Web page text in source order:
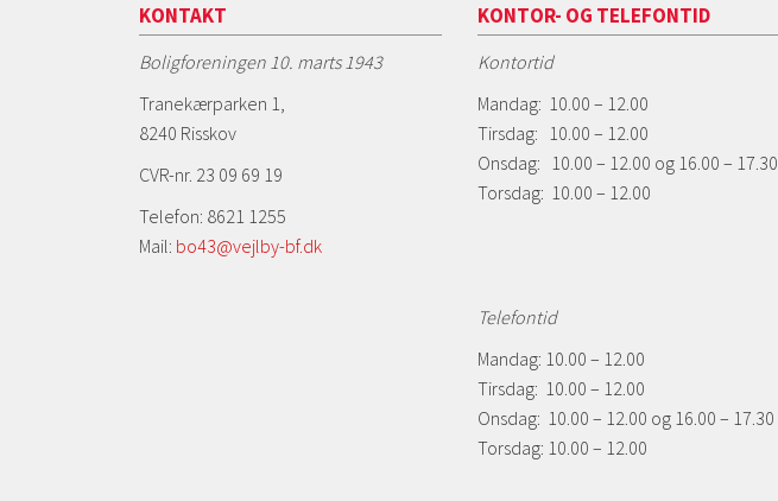
KONTAKT
Boligforeningen 10. marts 1943
Tranekærparken 1,
8240 Risskov
CVR-nr. 23 09 69 19
Telefon: 8621 1255
Mail: bo43@vejlby-bf.dk
KONTOR- OG TELEFONTID
Kontortid
Mandag: 10.00 – 12.00
Tirsdag: 10.00 – 12.00
Onsdag: 10.00 – 12.00 og 16.00 – 17.30
Torsdag: 10.00 – 12.00
Telefontid
Mandag: 10.00 – 12.00
Tirsdag: 10.00 – 12.00
Onsdag: 10.00 – 12.00 og 16.00 – 17.30
Torsdag: 10.00 – 12.00